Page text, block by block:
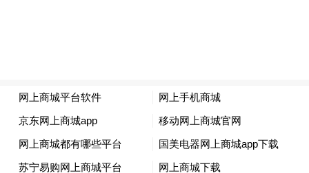
效率优先于人文主义的激烈“自我手术”。这
背后透出的信号清晰而冷峻：在这家盈利能
力至上的科技巨头眼中，没有哪个部门能免
受运营纪律的审视——包括管人的部门本